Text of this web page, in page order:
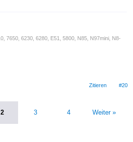
7650, 6230, 6280, E51, 5800, N85, N97mini, N8-
Zitieren #20
2 3 4 Weiter »